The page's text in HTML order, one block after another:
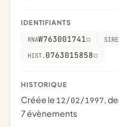
IDENTIFIANTS
RNAW763001741
HIST. 0763015858
HISTORIQUE
Créée le 12/02/1997,
7 évènements